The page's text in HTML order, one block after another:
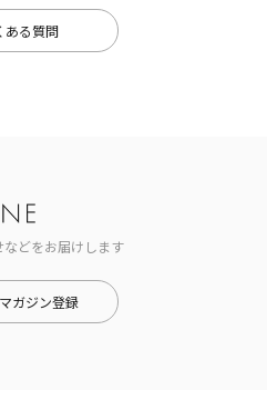
ある質問
どをお届けします
ガジン登録